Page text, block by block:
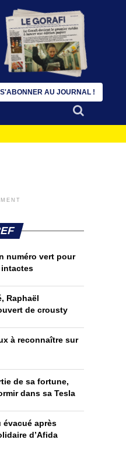
numéro vert pour
Raphaël
de crousty
à reconnaître sur
de sa fortune,
dans sa Tesla
évacué après
d’Afida
S'ABONNER AU JOURNAL !